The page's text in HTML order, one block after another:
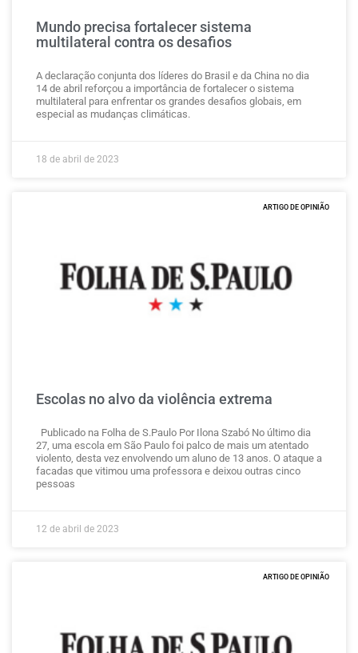
Mundo precisa fortalecer sistema
multilateral contra os desafios
A declaração conjunta dos líderes do Brasil e da China no dia
14 de abril reforçou a importância de fortalecer o sistema
multilateral para enfrentar os grandes desafios globais, em
especial as mudanças climáticas.
18 de abril de 2023
ARTIGO DE OPINIÃO
Escolas no alvo da violência extrema
Publicado na Folha de S.Paulo Por Ilona Szabó No último dia
27, uma escola em São Paulo foi palco de mais um atentado
violento, desta vez envolvendo um aluno de 13 anos. O ataque a
facadas que vitimou uma professora e deixou outras cinco
pessoas
12 de abril de 2023
ARTIGO DE OPINIÃO